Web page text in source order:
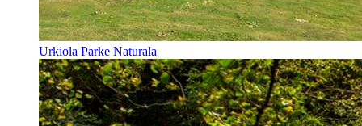
Urkiola Parke Naturala